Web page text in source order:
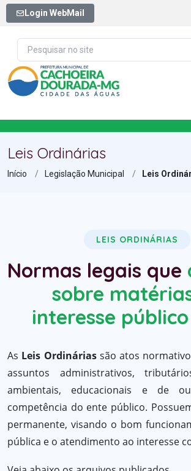
Login WebMail
Leis Ordinárias
Início Legislação Municipal Leis
LEIS ORDINÁRIAS
Normas legais que
sobre
interesse
As Leis Ordináriassão atos
assuntos administrativos,
ambientais, educacionais e de
competência do ente público.
permanente, visando o bom
pública e o atendimento ao interesse